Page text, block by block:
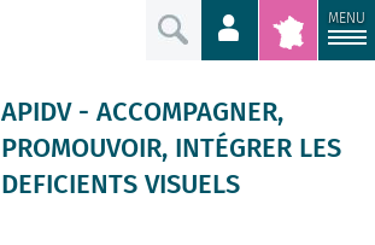
MENU
APIDV - ACCOMPAGNER,
PROMOUVOIR, INTÉGRER LES
DEFICIENTS VISUELS